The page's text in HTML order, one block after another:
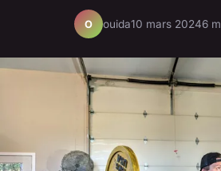
O ouida10 mars 20246